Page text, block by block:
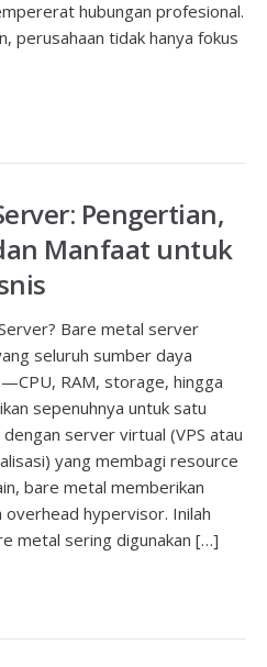
hubungan profesional.
perusahaan tidak hanya fokus
Pengertian,
Manfaat untuk
Bare metal server
seluruh sumber daya
RAM, storage, hingga
sepenuhnya untuk satu
server virtual (VPS atau
yang membagi resource
bare metal memberikan
hypervisor. Inilah
metal sering digunakan […]